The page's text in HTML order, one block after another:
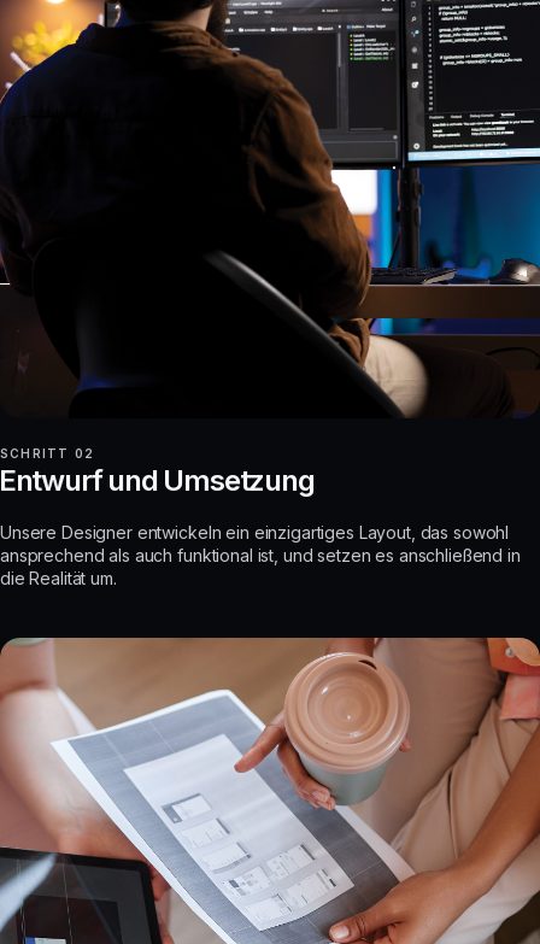
SCHRITT 02
und Umsetzung
Unsere Designer entwickeln ein einzigartiges Layout, das sowohl
ansprechend als auch funktional ist, und setzen es anschließend in
die Realität um.